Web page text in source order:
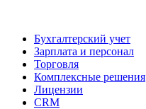
Бухгалтерский учет
Зарплата и персонал
Торговля
Комплексные решения
Лицензии
CRM